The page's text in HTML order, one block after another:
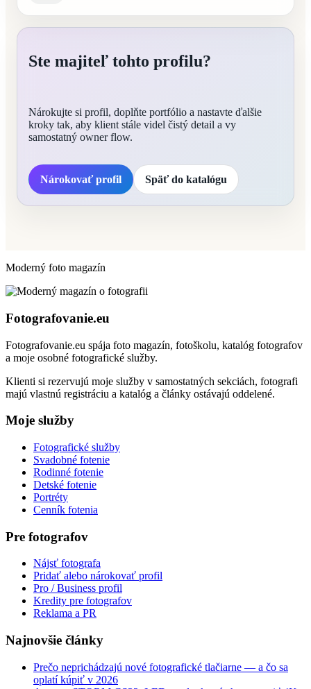
Ste majiteľ tohto profilu?
Nárokujte si profil, doplňte portfólio a nastavte ďalšie
kroky tak, aby klient stále videl čistý detail a vy
samostatný owner flow.
Nárokovať profil Späť do katalógu
Moderný foto magazín
Fotografovanie.eu
Fotografovanie.eu spája foto magazín, fotoškolu, katalóg fotografov
a moje osobné fotografické služby.
Klienti si rezervujú moje služby v samostatných sekciách, fotografi
majú vlastnú registráciu a katalóg a články ostávajú oddelené.
Moje služby
Fotografické služby
Svadobné fotenie
Rodinné fotenie
Detské fotenie
Portréty
Cenník fotenia
Pre fotografov
Nájsť fotografa
Pridať alebo nárokovať profil
Pro / Business profil
Kredity pre fotografov
Reklama a PR
Najnovšie články
Prečo neprichádzajú nové fotografické tlačiarne — a čo sa
oplatí kúpiť v 2026